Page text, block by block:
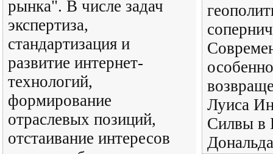
рынка". В числе задач
экспертиза,
стандартизация и
развитие интернет-
технологий,
формирование
отраслевых позиций,
отстаивание интересов
Луиса
Силвы в